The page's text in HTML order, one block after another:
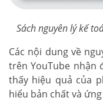
Sách nguyên lý kế
Các nội dung về
trên YouTube nhận
thấy hiệu quả của
hiểu bản chất và